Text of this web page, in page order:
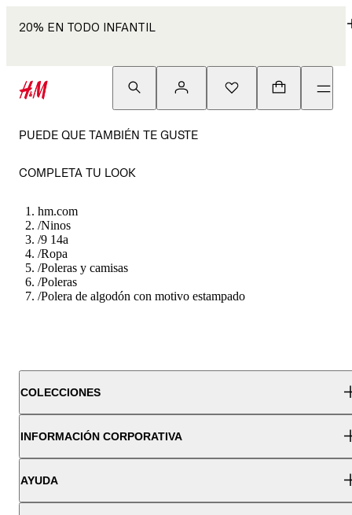
20% EN TODO INFANTIL
PUEDE QUE TAMBIÉN TE GUSTE
COMPLETA TU LOOK
hm.com
/Ninos
/9 14a
/Ropa
/Poleras y camisas
/Poleras
/Polera de algodón con motivo estampado
COLECCIONES
INFORMACIÓN CORPORATIVA
AYUDA